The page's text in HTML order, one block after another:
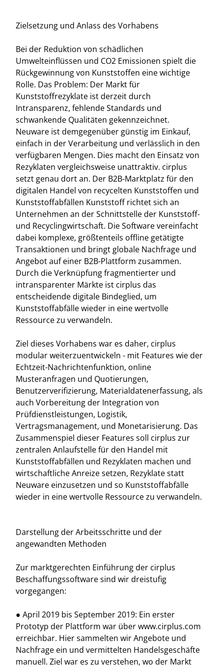
Zielsetzung und Anlass des Vorhabens
Bei der Reduktion von schädlichen
Umwelteinflüssen und CO2 Emissionen spielt die
Rückgewinnung von Kunststoffen eine wichtige
Rolle. Das Problem: Der Markt für
Kunststoffrezyklate ist derzeit durch
Intransparenz, fehlende Standards und
schwankende Qualitäten gekennzeichnet.
Neuware ist demgegenüber günstig im Einkauf,
einfach in der Verarbeitung und verlässlich in den
verfügbaren Mengen. Dies macht den Einsatz von
Rezyklaten vergleichsweise unattraktiv. cirplus
setzt genau dort an. Der B2B-Marktplatz für den
digitalen Handel von recycelten Kunststoffen und
Kunststoffabfällen Kunststoff richtet sich an
Unternehmen an der Schnittstelle der Kunststoff-
und Recyclingwirtschaft. Die Software vereinfacht
dabei komplexe, größtenteils offline getätigte
Transaktionen und bringt globale Nachfrage und
Angebot auf einer B2B-Plattform zusammen.
Durch die Verknüpfung fragmentierter und
intransparenter Märkte ist cirplus das
entscheidende digitale Bindeglied, um
Kunststoffabfälle wieder in eine wertvolle
Ressource zu verwandeln.
Ziel dieses Vorhabens war es daher, cirplus
modular weiterzuentwickeln - mit Features wie der
Echtzeit-Nachrichtenfunktion, online
Musteranfragen und Quotierungen,
Benutzerverifizierung, Materialdatenerfassung, als
auch Vorbereitung der Integration von
Prüfdienstleistungen, Logistik,
Vertragsmanagement, und Monetarisierung. Das
Zusammenspiel dieser Features soll cirplus zur
zentralen Anlaufstelle für den Handel mit
Kunststoffabfällen und Rezyklaten machen und
wirtschaftliche Anreize setzen, Rezyklate statt
Neuware einzusetzen und so Kunststoffabfälle
wieder in eine wertvolle Ressource zu verwandeln.
Darstellung der Arbeitsschritte und der
angewandten Methoden
Zur marktgerechten Einführung der cirplus
Beschaffungssoftware sind wir dreistufig
vorgegangen:
● April 2019 bis September 2019: Ein erster
Prototyp der Plattform war über www.cirplus.com
erreichbar. Hier sammelten wir Angebote und
Nachfrage ein und vermittelten Handelsgeschäfte
manuell. Ziel war es zu verstehen, wo der Markt